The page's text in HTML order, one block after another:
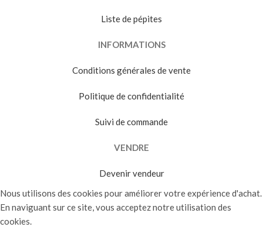
Liste de pépites
INFORMATIONS
Conditions générales de vente
Politique de confidentialité
Suivi de commande
VENDRE
Devenir vendeur
Nous utilisons des cookies pour améliorer votre expérience d'achat.
En naviguant sur ce site, vous acceptez notre utilisation des
cookies.